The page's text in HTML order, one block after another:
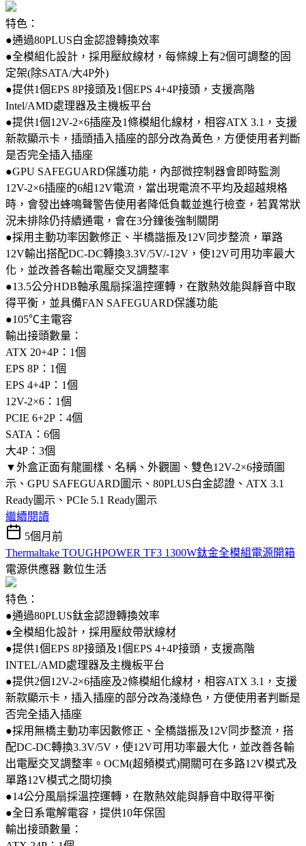
特色：
●通過80PLUS白金認證轉換效率
●全模組化設計，採用壓紋線材，每條線上有2個可調整的固
定架(除SATA/大4P外)
●提供1個EPS 8P接頭及1個EPS 4+4P接頭，支援高階
Intel/AMD處理器及主機板平台
●提供1個12V-2×6插座及1條模組化線材，相容ATX 3.1，支援
新款顯示卡，插頭插入插座的部分改為黃色，方便使用者判斷
是否完全插入插座
●GPU SAFEGUARD保護功能，內部微控制器會即時監測
12V-2×6插座的6組12V電流，當出現電流不平均及超越規格
時，會發出蜂鳴聲警告使用者降低負載並進行檢查，若異常狀
況未排除仍持續通電，會在3分鐘後強制關閉
●採用主動功率因數修正、半橋諧振及12V同步整流，單路
12V輸出搭配DC-DC轉換3.3V/5V/-12V，使12V可用功率最大
化，並改善各輸出電壓交叉調整率
●13.5公分HDB軸承風扇採溫控運轉，在散熱效能與靜音中取
得平衡，並具備FAN SAFEGUARD保護功能
●105℃主電容
輸出接頭數量：
ATX 20+4P：1個
EPS 8P：1個
EPS 4+4P：1個
12V-2×6：1個
PCIE 6+2P：4個
SATA：6個
大4P：3個
▼外盒正面有龍圖樣、名稱、外觀圖、雙色12V-2×6接頭圖
示、GPU SAFEGUARD圖示、80PLUS白金認證、ATX 3.1
Ready圖示、PCIe 5.1 Ready圖示
繼續閱讀
5個月前
Thermaltake TOUGHPOWER TF3 1300W鈦金全模組電源開箱
電源供應器 數位生活
特色：
●通過80PLUS鈦金認證轉換效率
●全模組化設計，採用壓紋帶狀線材
●提供1個EPS 8P接頭及1個EPS 4+4P接頭，支援高階
INTEL/AMD處理器及主機板平台
●提供2個12V-2×6插座及2條模組化線材，相容ATX 3.1，支援
新款顯示卡，插入插座的部分改為淺綠色，方便使用者判斷是
否完全插入插座
●採用無橋主動功率因數修正、全橋諧振及12V同步整流，搭
配DC-DC轉換3.3V/5V，使12V可用功率最大化，並改善各輸
出電壓交叉調整率。OCM(超頻模式)開關可在多路12V模式及
單路12V模式之間切換
●14公分風扇採溫控運轉，在散熱效能與靜音中取得平衡
●全日系電解電容，提供10年保固
輸出接頭數量：